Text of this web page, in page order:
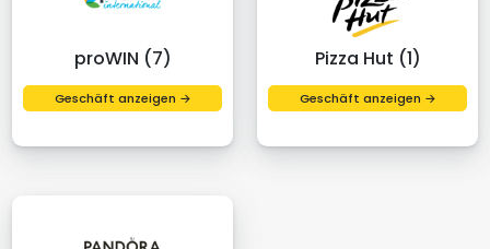
proWIN (7)
Geschäft anzeigen →
Pizza Hut (1)
Geschäft anzeigen →